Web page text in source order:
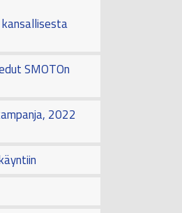
SMOTOn
2022